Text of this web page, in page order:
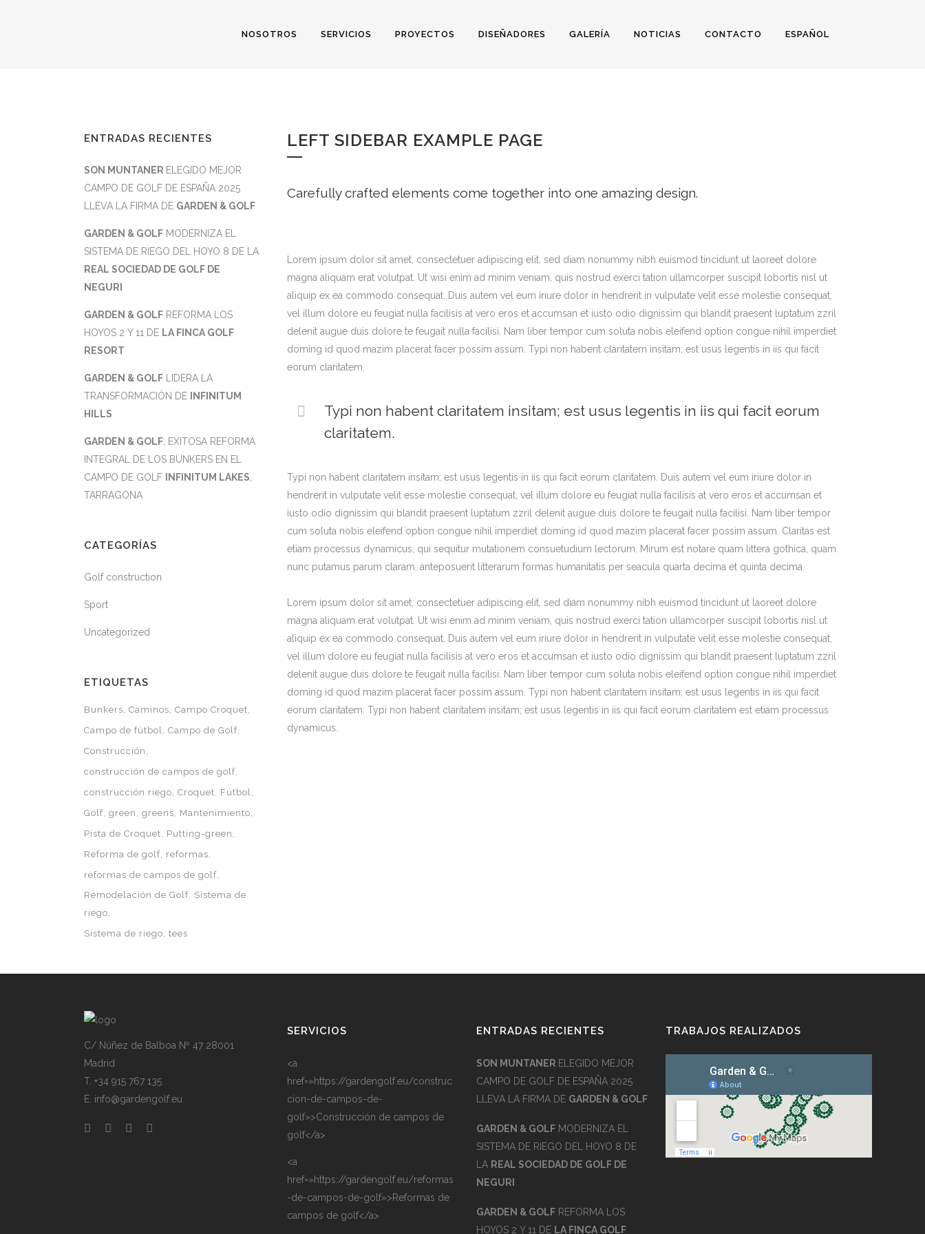
NOSOTROS SERVICIOS PROYECTOS DISEÑADORES GALERÍA NOTICIAS CONTACTO ESPAÑOL
LEFT SIDEBAR
ENTRADAS RECIENTES
SON MUNTANER ELEGIDO MEJOR
CAMPO DE GOLF DE ESPAÑA 2025
LLEVA LA FIRMA DE GARDEN & GOLF
GARDEN & GOLF MODERNIZA EL
SISTEMA DE RIEGO DEL HOYO 8 DE LA
REAL SOCIEDAD DE GOLF DE
NEGURI
GARDEN & GOLF REFORMA LOS
HOYOS 2 Y 11 DE LA FINCA GOLF
RESORT
GARDEN & GOLF LIDERA LA
TRANSFORMACIÓN DE
INFINITUM
HILLS
GARDEN & GOLF; EXITOSA REFORMA
INTEGRAL DE LOS BUNKERS EN EL
CAMPO DE GOLF
INFINITUM LAKES
TARRAGONA
CATEGORÍAS
Golf construction
Sport
Uncategorized
ETIQUETAS
Bunkers Caminos Campo Croquet
Campo de fútbol Campo de Golf
Construcción
construcción de campos de golf
construcción riego Croquet
Fútbol
Golf green greens
Mantenimiento
Pista de Croquet
Putting-green
Reforma de golf reformas
reformas de campos de golf
Remodelación de Golf. Sistema de
riego
Sistema de riego tees
LEFT SIDEBAR EXAMPLE PAGE
Carefully crafted elements come together into one amazing design.
Lorem ipsum dolor sit amet, consectetuer adipiscing elit, sed diam nonummy nibh euismod tincidunt ut laoreet dolore
magna aliquam erat volutpat. Ut wisi enim ad minim veniam, quis nostrud exerci tation ullamcorper suscipit lobortis nisl ut
aliquip ex ea commodo consequat. Duis autem vel eum iriure dolor in hendrerit in vulputate velit esse molestie consequat,
vel illum dolore eu feugiat nulla facilisis at vero eros et accumsan et iusto odio dignissim qui blandit praesent luptatum zzril
delenit augue duis dolore te feugait nulla facilisi. Nam liber tempor cum soluta nobis eleifend option congue nihil imperdiet
doming id quod mazim placerat facer possim assum. Typi non habent claritatem insitam; est usus legentis in iis qui facit
eorum claritatem.
Typi non habent claritatem insitam; est usus legentis in iis qui facit eorum
claritatem.
Typi non habent claritatem insitam; est usus legentis in iis qui facit eorum claritatem. Duis autem vel eum iriure dolor in
hendrerit in vulputate velit esse molestie consequat, vel illum dolore eu feugiat nulla facilisis at vero eros et accumsan et
iusto odio dignissim qui blandit praesent luptatum zzril delenit augue duis dolore te feugait nulla facilisi. Nam liber tempor
cum soluta nobis eleifend option congue nihil imperdiet doming id quod mazim placerat facer possim assum. Claritas est
etiam processus dynamicus, qui sequitur mutationem consuetudium lectorum. Mirum est notare quam littera gothica, quam
nunc putamus parum claram, anteposuerit litterarum formas humanitatis per seacula quarta decima et quinta decima.
Lorem ipsum dolor sit amet, consectetuer adipiscing elit, sed diam nonummy nibh euismod tincidunt ut laoreet dolore
magna aliquam erat volutpat. Ut wisi enim ad minim veniam, quis nostrud exerci tation ullamcorper suscipit lobortis nisl ut
aliquip ex ea commodo consequat. Duis autem vel eum iriure dolor in hendrerit in vulputate velit esse molestie consequat,
vel illum dolore eu feugiat nulla facilisis at vero eros et accumsan et iusto odio dignissim qui blandit praesent luptatum zzril
delenit augue duis dolore te feugait nulla facilisi. Nam liber tempor cum soluta nobis eleifend option congue nihil imperdiet
doming id quod mazim placerat facer possim assum. Typi non habent claritatem insitam; est usus legentis in iis qui facit
eorum claritatem. Typi non habent claritatem insitam; est usus legentis in iis qui facit eorum claritatem est etiam processus
dynamicus.
C/ Núñez de Balboa Nº 47 28001
Madrid
T. +34 915 767 135
E. info@gardengolf.eu
SERVICIOS
<a
href=»https://gardengolf.eu/construc
cion-de-campos-de-
golf»>Construcción de campos de
golf</a>
<a
href=»https://gardengolf.eu/reformas
-de-campos-de-golf»>Reformas de
campos de golf</a>
ENTRADAS RECIENTES
SON MUNTANER ELEGIDO MEJOR
CAMPO DE GOLF DE ESPAÑA 2025
LLEVA LA FIRMA DE GARDEN & GOLF
GARDEN & GOLF MODERNIZA EL
SISTEMA DE RIEGO DEL HOYO 8 DE
LA REAL SOCIEDAD DE GOLF DE
NEGURI
GARDEN & GOLF REFORMA LOS
HOYOS 2 Y 11 DE LA FINCA GOLF
TRABAJOS REALIZADOS